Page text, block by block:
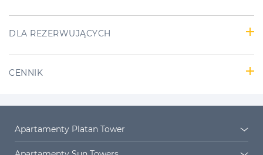
DLA REZERWUJĄCYCH
CENNIK
Apartamenty Platan Tower
Platan Tower